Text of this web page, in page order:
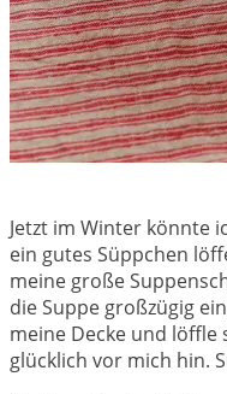
Jetzt im Winter könnte
ein gutes Süppchen
meine große
die Suppe großzügig
meine Decke und löffle
glücklich vor mich hin.